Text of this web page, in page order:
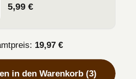
5,99 €
19,97 €
in den Warenkorb (3)